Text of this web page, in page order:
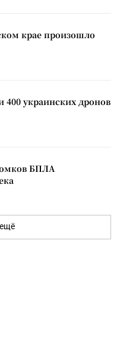
крае произошло
украинских дронов
БПЛА